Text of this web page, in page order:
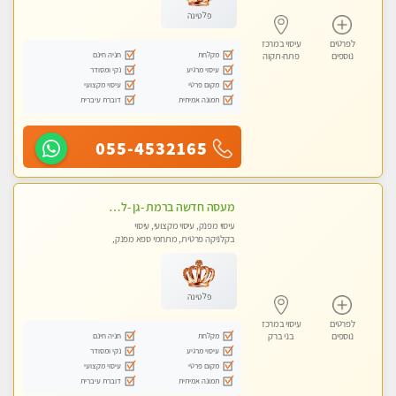
לפרטים
נוספים
עיסוי במרכז
פתח-תקוה
פלטינה
מקלחת
חניה חינם
עיסוי מרגיע
נקי ומסודר
מקום פרטי
עיסוי מקצועי
תמונה אמיתית
דוברת עיברית
055-4532165
לפרטים
נוספים
עיסוי במרכז
בני ברק
מעסה חדשה ברמת -גן -לעיסוי מיוחד ואיכותי מקום פרטי ואינטימי ושקט מומלץ לחלוטין!!
עיסוי מפנק, עיסוי מקצועי, עיסוי
בקלניקה פרטית, מתחמי ספא מפנק,
פלטינה
מקלחת
חניה חינם
עיסוי מרגיע
נקי ומסודר
מקום פרטי
עיסוי מקצועי
תמונה אמיתית
דוברת עיברית